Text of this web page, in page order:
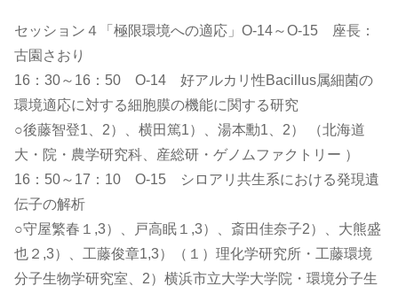
セッション４「極限環境への適応」O-14～O-15 座長：
古園さおり
16：30～16：50 O-14 好アルカリ性Bacillus属細菌の
環境適応に対する細胞膜の機能に関する研究
○後藤智登1、2）、横田篤1）、湯本勳1、2） （北海道
大・院・農学研究科、産総研・ゲノムファクトリー ）
16：50～17：10 O-15 シロアリ共生系における発現遺
伝子の解析
○守屋繁春１,3）、戸高眠１,3）、斎田佳奈子2）、大熊盛
也２,3）、工藤俊章1,3）（１）理化学研究所・工藤環境
分子生物学研究室、2）横浜市立大学大学院・環境分子生